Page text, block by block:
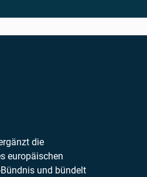
die
europäischen
und bündelt